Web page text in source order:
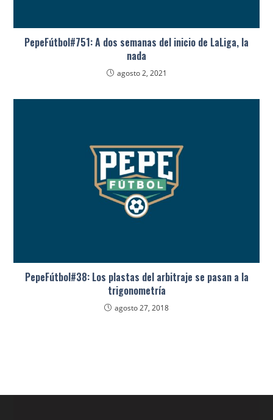
PepeFútbol#751: A dos semanas del inicio de LaLiga, la
nada
agosto 2, 2021
PepeFútbol#38: Los plastas del arbitraje se pasan a la
trigonometría
agosto 27, 2018